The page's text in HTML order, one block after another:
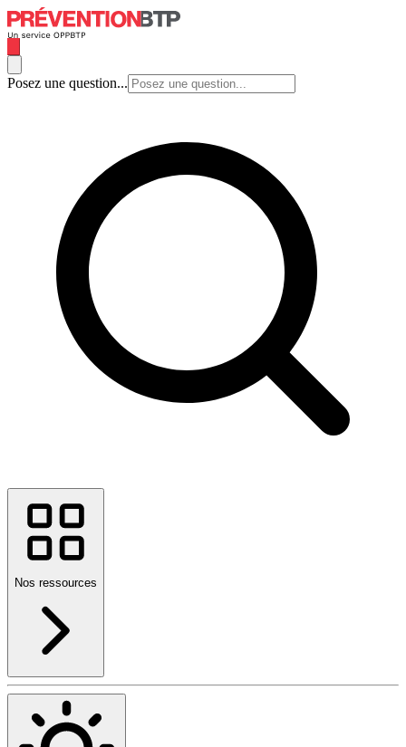
Posez une question...
Nos ressources